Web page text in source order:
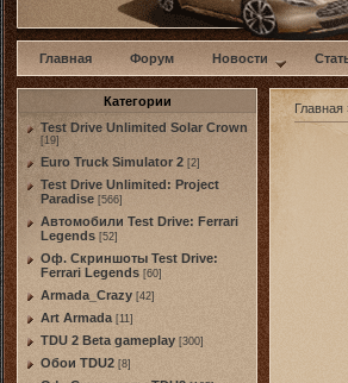
Главная Форум Новости
Категории
Test Drive Unlimited Solar Crown
[19]
Euro Truck Simulator 2 [2]
Test Drive Unlimited: Project
Paradise [566]
Автомобили Test Drive: Ferrari
Legends [52]
Оф. Скриншоты Test Drive:
Ferrari Legends [60]
Armada_Crazy [42]
Art Armada [11]
TDU 2 Beta gameplay [300]
Обои TDU2 [8]
Главная